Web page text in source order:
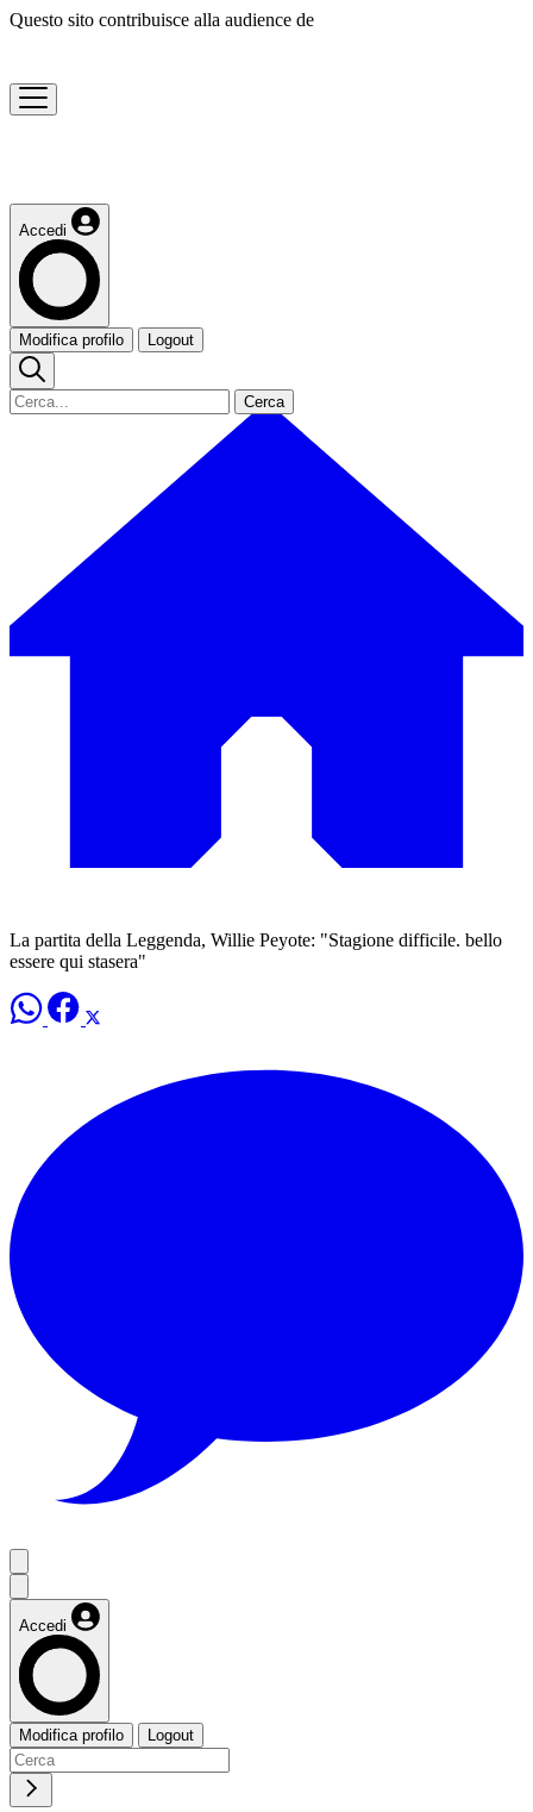
Questo sito contribuisce alla audience de
Accedi
Modifica profilo Logout
Cerca
La partita della Leggenda, Willie Peyote: "Stagione difficile. bello
essere qui stasera"
Accedi
Modifica profilo Logout